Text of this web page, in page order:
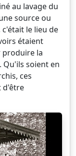
au lavage du
source ou
le lieu de
étaient
produire la
Qu'ils soient en
ces
d'être